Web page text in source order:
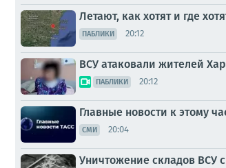
Летают, как хотят и где
ПАБЛИКИ 20:12
ВСУ атаковали жителей
ПАБЛИКИ 20:12
Главные новости к этому
СМИ 20:04
Уничтожение складов ВСУ